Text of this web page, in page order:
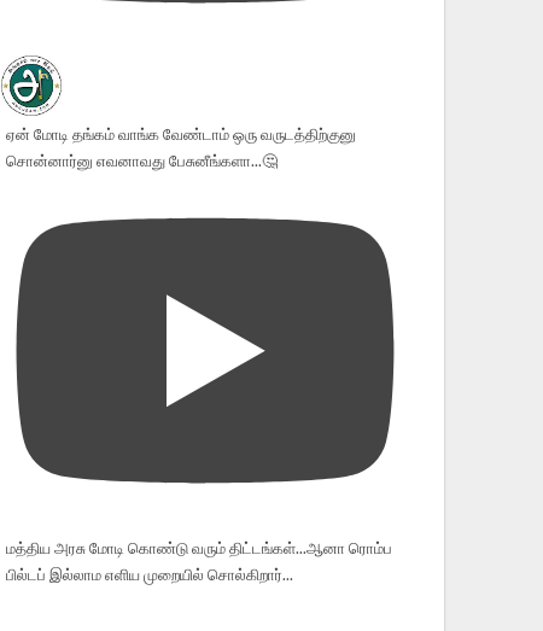
ஏன் மோடி தங்கம் வாங்க வேண்டாம் ஒரு வருடத்திற்குனு
சொன்னார்னு எவனாவது பேசுனீங்களா...🤔
மத்திய அரசு மோடி கொண்டு வரும் திட்டங்கள்...ஆனா ரொம்ப
பில்டப் இல்லாம எளிய முறையில் சொல்கிறார்...